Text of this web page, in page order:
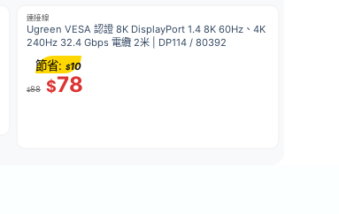
連接線
Ugreen VESA 認證 8K DisplayPort 1.4 8K 60Hz、4K
240Hz 32.4 Gbps 電纜 2米 | DP114 / 80392
$88 $78
節省: $10